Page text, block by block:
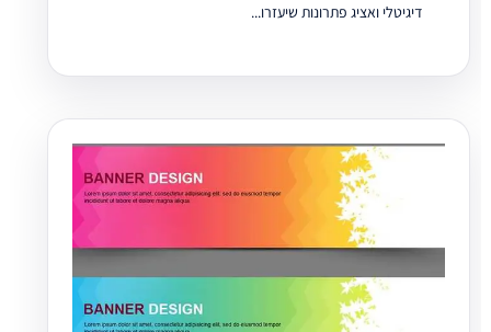
דיגיטלי ואציג פתרונות שיעזרו...